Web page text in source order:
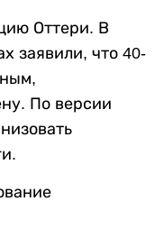
Оттери. В
заявили, что 40-
По версии